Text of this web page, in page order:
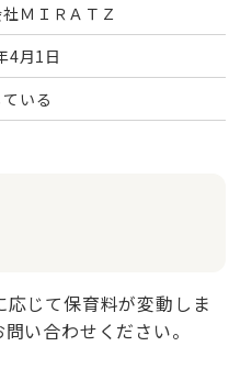
ＭＩＲＡＴＺ
4月1日
いる
じて保育料が変動しま
い合わせください。